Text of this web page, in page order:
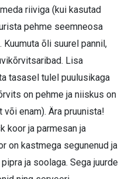
riiviga (kui kasutad
pehme seemneosa
Kuumuta õli suurel pannil,
Lisa
tasasel tulel puulusikaga
on pehme ja niiskus on
enam). Ära pruunista!
koor ja parmesan ja
on kastmega segunenud ja
ja soolaga. Sega juurde